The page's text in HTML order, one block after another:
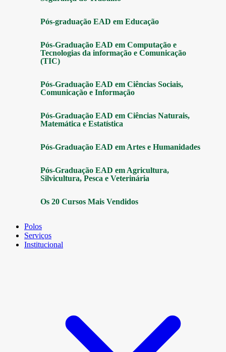
Pós-graduação EAD em Educação
Pós-Graduação EAD em Computação e
Tecnologias da informação e Comunicação
(TIC)
Pós-Graduação EAD em Ciências Sociais,
Comunicação e Informação
Pós-Graduação EAD em Ciências Naturais,
Matemática e Estatística
Pós-Graduação EAD em Artes e Humanidades
Pós-Graduação EAD em Agricultura,
Silvicultura, Pesca e Veterinária
Os 20 Cursos Mais Vendidos
Polos
Serviços
Institucional